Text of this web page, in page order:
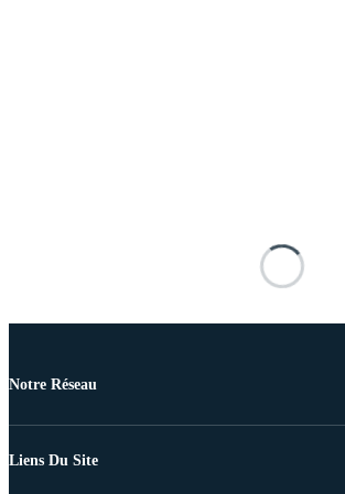
Notre Réseau
Liens Du Site